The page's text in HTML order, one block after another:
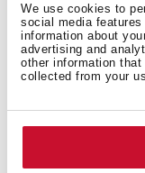
We use cookies to
social media
information about
advertising and
other information that
collected from your
olarak üç farklı
en uygun ürünü
her ürün
bulunmaktadır.